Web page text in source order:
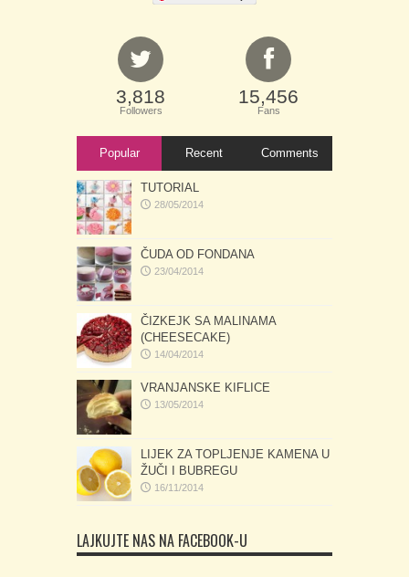
3,818
Followers
15,456
Fans
Popular Recent Comments
TUTORIAL
28/05/2014
ČUDA OD FONDANA
23/04/2014
ČIZKEJK SA MALINAMA
(CHEESECAKE)
14/04/2014
VRANJANSKE KIFLICE
13/05/2014
LIJEK ZA TOPLJENJE KAMENA U
ŽUČI I BUBREGU
16/11/2014
LAJKUJTE NAS NA FACEBOOK-U